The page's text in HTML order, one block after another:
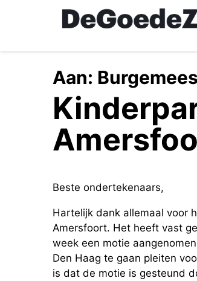
content
Aan:
Beste ondertekenaars,
Hartelijk dank allemaal voor
Amersfoort. Het heeft vast
week een motie
Den Haag te gaan pleiten
is dat de motie is gesteund